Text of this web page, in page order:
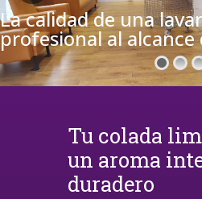
La calidad de una
profesional al
Tu colada
un aroma
duradero